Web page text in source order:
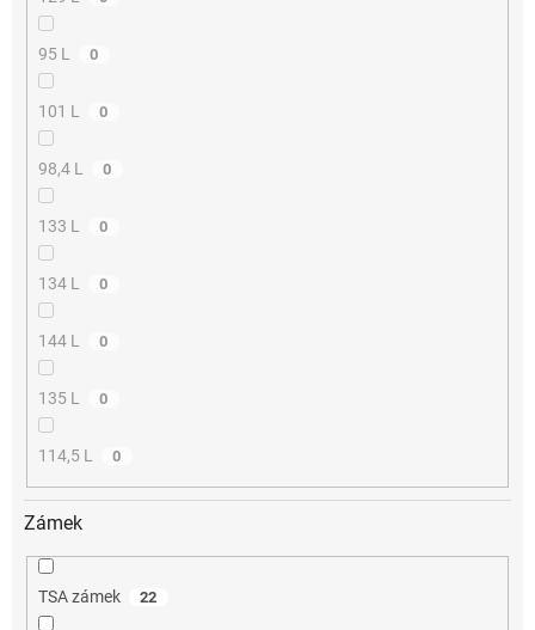
95 L 0
101 L 0
98,4 L 0
133 L 0
134 L 0
144 L 0
135 L 0
114,5 L 0
Zámek
TSA zámek 22